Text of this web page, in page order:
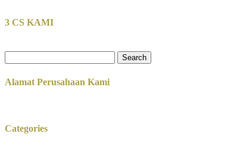
3 CS KAMI
for:
Alamat Perusahaan Kami
Categories